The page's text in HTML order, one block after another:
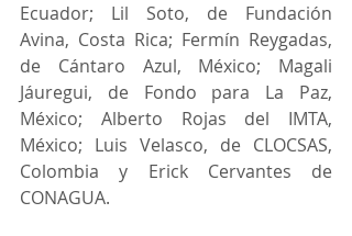
Ecuador; Lil Soto, de Fundación
Avina, Costa Rica; Fermín Reygadas,
de Cántaro Azul, México; Magali
Jáuregui, de Fondo para La Paz,
México; Alberto Rojas del IMTA,
México; Luis Velasco, de CLOCSAS,
Colombia y Erick Cervantes de
CONAGUA.